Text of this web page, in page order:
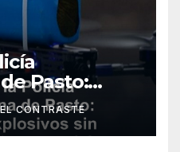
Pasto:
sin
materiales
EL CONTRASTE